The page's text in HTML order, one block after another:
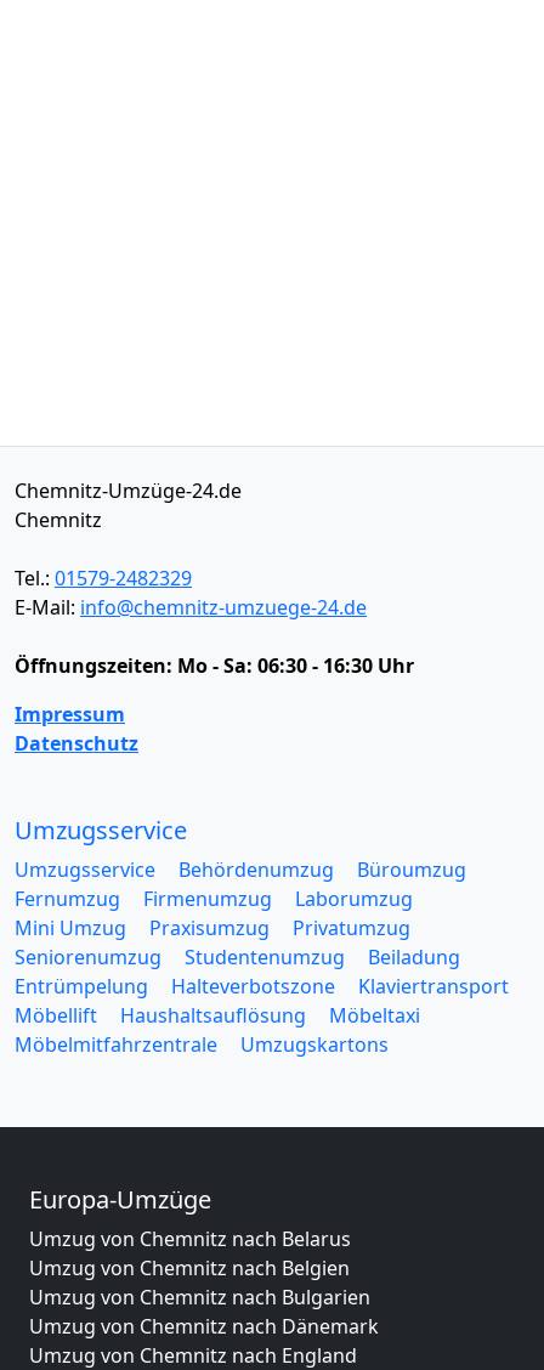
Chemnitz-Umzüge-24.de
Chemnitz
Tel.: 01579-2482329
E-Mail: info@chemnitz-umzuege-24.de
Öffnungszeiten: Mo - Sa: 06:30 - 16:30 Uhr
Impressum
Datenschutz
Umzugsservice
Umzugsservice Behördenumzug
Büroumzug
Fernumzug
Firmenumzug
Laborumzug
Mini Umzug
Praxisumzug
Privatumzug
Seniorenumzug
Studentenumzug
Beiladung
Entrümpelung
Halteverbotszone
Klaviertransport
Möbellift
Haushaltsauflösung
Möbeltaxi
Möbelmitfahrzentrale
Umzugskartons
Europa-Umzüge
Umzug von Chemnitz nach Belarus
Umzug von Chemnitz nach Belgien
Umzug von Chemnitz nach Bulgarien
Umzug von Chemnitz nach Dänemark
Umzug von Chemnitz nach England